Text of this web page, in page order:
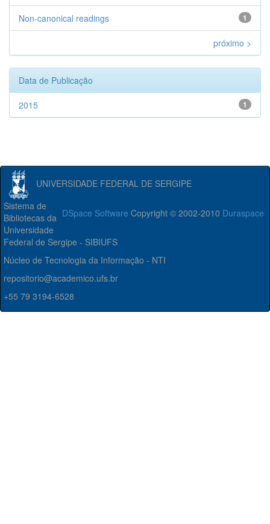
1
Non-canonical readings
próximo >
Data de Publicação
1
2015
UNIVERSIDADE FEDERAL DE SERGIPE
DSpace Software Copyright © 2002-2010 Duraspace
Sistema de
Bibliotecas da
Universidade
Federal de Sergipe - SIBIUFS
Núcleo de Tecnologia da Informação - NTI
repositorio@academico.ufs.br
+55 79 3194-6528